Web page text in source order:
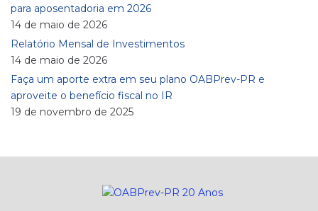
para aposentadoria em 2026
14 de maio de 2026
Relatório Mensal de Investimentos
14 de maio de 2026
Faça um aporte extra em seu plano OABPrev-PR e
aproveite o benefício fiscal no IR
19 de novembro de 2025